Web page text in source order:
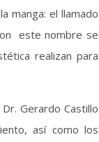
manga: el llamado
este nombre se
realizan para
Gerardo Castillo
así como los